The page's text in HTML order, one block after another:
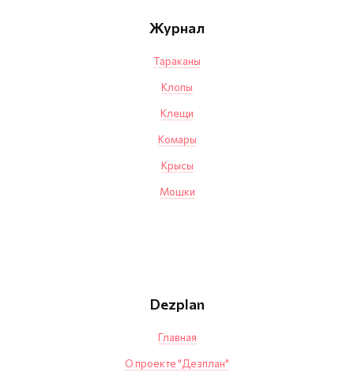
Dezplan
Главная
О проекте "Дезплан"
Журнал
Тараканы
Клопы
Клещи
Комары
Крысы
Мошки